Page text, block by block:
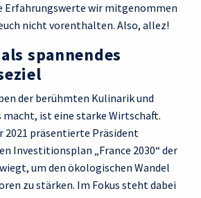
Erfahrungswerte wir mitgenommen
nicht vorenthalten. Also, allez!
spannendes
der berühmten Kulinarik und
macht, ist eine starke Wirtschaft.
2021 präsentierte Präsident
Investitionsplan „France 2030“ der
um den ökologischen Wandel
zu stärken. Im Fokus steht dabei